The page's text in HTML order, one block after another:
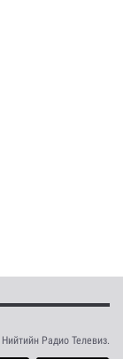
Радио Телевиз.